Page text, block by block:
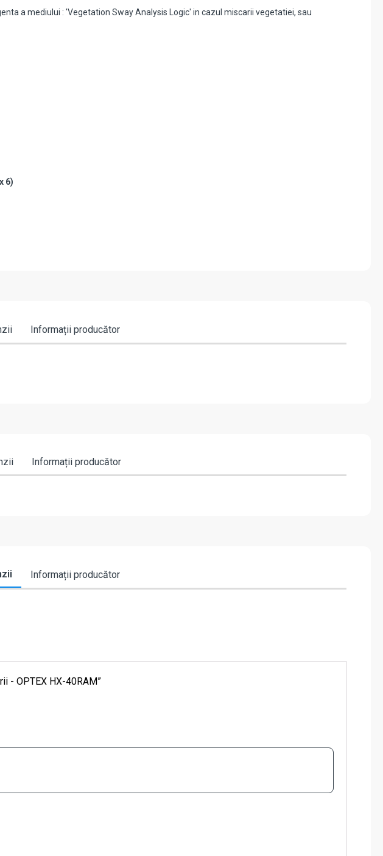
a mediului : 'Vegetation Sway Analysis Logic' in cazul miscarii vegetatiei, sau
6)
Informații producător
Informații producător
Informații producător
- OPTEX HX-40RAM”